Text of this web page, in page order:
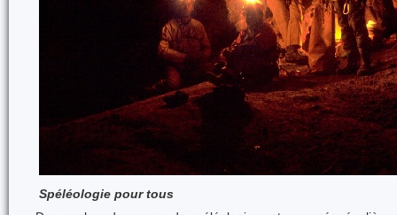
Spéléologie pour tous